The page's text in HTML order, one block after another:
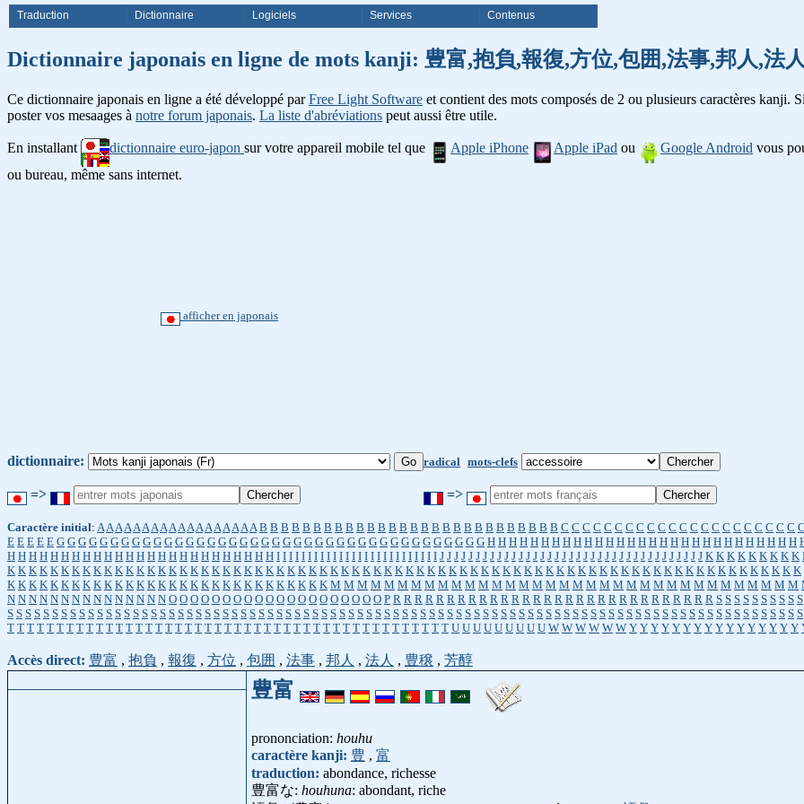
Traduction Dictionnaire Logiciels Services Contenus
Dictionnaire japonais en ligne de mots kanji: 豊富,抱負,報復,方位,包囲,法事,邦人,法
Ce dictionnaire japonais en ligne a été développé parFree Light Software et contient des mots composés de 2 ou plusieurs caractères kanji.
poster vos mesaages à notre forum japonais. La liste d'abréviations peut aussi être utile.
En installant dictionnaire euro-japon sur votre appareil mobile tel que Apple iPhone Apple iPad ou Google Android vous
ou bureau, même sans internet.
afficher en japonais
dictionnaire: radical mots-clefs
=> =>
Caractère initial: A A A A A A A A A A A A A A A A A A B B B B B B B B B B B B B B B B B B B B B B B B B B B B C C C C C C C C C C C C C C C C C C C C C C C
E E E E E G G G G G G G G G G G G G G G G G G G G G G G G G G G G G G G G G G G G G G G G H H H H H H H H H H H H H H H H H H H H H H H H H H H H H
H H H H H H H H H H H H H H H H H H H H H H H H H I I I I I I I I I I I I I I I I I I I I I I I I I I J J J J J J J J J J J J J J J J J J J J J J J J J J J J J J J J J J J J J K K K K K K K K K
K K K K K K K K K K K K K K K K K K K K K K K K K K K K K K K K K K K K K K K K K K K K K K K K K K K K K K K K K K K K K K K K K K K K K K K K K K
K K K K K K K K K K K K K K K K K K K K K K K K K K K K K K M M M M M M M M M M M M M M M M M M M M M M M M M M M M M M M M M M M
N N N N N N N N N N N N N N N O O O O O O O O O O O O O O O O O O O O P R R R R R R R R R R R R R R R R R R R R R R R R R R R R R R S S S S S S S S S S
S S S S S S S S S S S S S S S S S S S S S S S S S S S S S S S S S S S S S S S S S S S S S S S S S S S S S S S S S S S S S S S S S S S S S S S S S S S S S S S S S S S S S S S S S
T T T T T T T T T T T T T T T T T T T T T T T T T T T T T T T T T T T T T T T T T T T T T U U U U U U U U U W W W W W W Y Y Y Y Y Y Y Y Y Y Y Y Y Y Y Y
Accès direct: 豊富 , 抱負 , 報復 , 方位 , 包囲 , 法事 , 邦人 , 法人 , 豊穣 , 芳醇
豊富
prononciation: houhu
caractère kanji: 豊 , 富
traduction: abondance, richesse
豊富な: houhuna: abondant, riche